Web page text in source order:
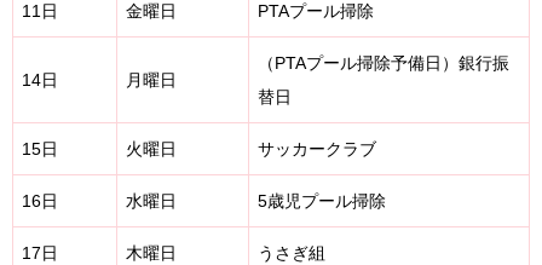
11日 金曜日 PTAプール掃除
14日 月曜日
（PTAプール掃除予備日）銀行振
替日
15日 火曜日 サッカークラブ
16日 水曜日 5歳児プール掃除
17日 木曜日 うさぎ組